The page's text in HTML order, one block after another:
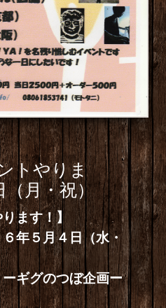
トやりま
（月・祝）
ます！】
４日（水・
ぼ企画ー